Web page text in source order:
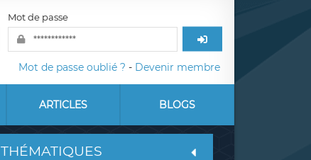
Mot de passe
Mot de passe oublié ? - Devenir membre
ARTICLES BLOGS
THÉMATIQUES